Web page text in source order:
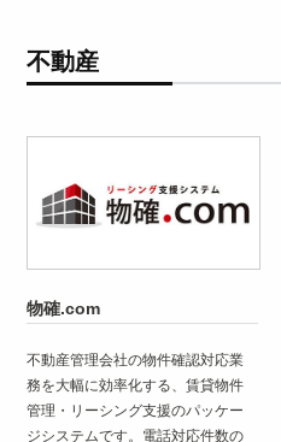
不動産
物確.com
不動産管理会社の物件確認対応業
務を大幅に効率化する、賃貸物件
管理・リーシング支援のパッケー
ジシステムです。電話対応件数の